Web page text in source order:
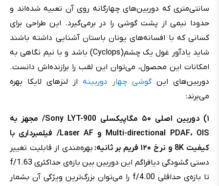
سانتی‌متری که دوربین‌های چهارگانه‌ روی آن تعبیه شده‌اند و
حدودا نیمی از پشت گوشی را در برمی‌گیرد. این طراحی برای
کسانی که با افسانه‌های یونان باستان آشنایی داشته باشند
شاید یادآور غول یک چشم(Cyclops) باشد و با نیم نگاهی به
امکانات این محصول، می‌توان این لقب را برازنده‌اش دانست.
دوربین‌های اینگوشی چهار دوربینه از لنزهای لایکا بهره
می‌برند:
۱) دوربین اصلی ۵۰ مگاپیکسلی Sony LYT-900/ مجهز به
Multi-directional PDAF، OIS و Laser AF/ فیلمبرداری با
کیفیت 8K و نرخ ۱۲۰ فریم بر ثانیه:
بهره‌مندی از قابلیت تغییر
دستی گشودگی دیافراگم این دوربین بین بازه‌ی حداکثری f/1.63
تا بازه‌ی حداقلی f/4.00 را می‌توان بزرگ‌ترین ویژگی آن بشمار